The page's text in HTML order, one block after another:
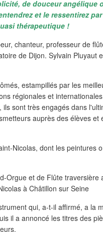
de douceur angélique
et le ressentirez
thérapeutique !
chanteur, professeur de
de Dijon. Sylvain Pluyaut
estampillés par les
régionales et
sont très engagés dans
auprès des élèves et
Nicolas, dont les peintures
qui, a-t-il affirmé, a la
il a annoncé les titres des